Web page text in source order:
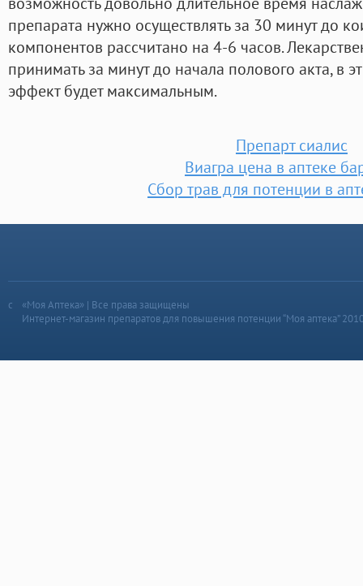
препарата нужно осуществлять за 30 минут до
компонентов рассчитано на 4-6 часов.
принимать за минут до начала полового акта, в
эффект будет максимальным.
Препарт сиалис
Виагра цена в аптеке
Сбор трав для потенции в
«Моя Аптека» | Все права защищены
Интернет-магазин препаратов для повышения потенции “Моя аптека”